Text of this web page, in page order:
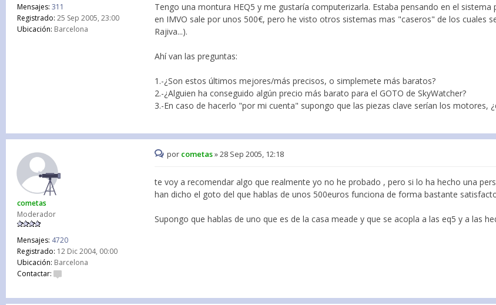
Mensajes: 311
Registrado: 25 Sep 2005, 23:00
Ubicación: Barcelona
Tengo una montura HEQ5 y me gustaría computerizarla. Estaba pensando en el sistema
en IMVO sale por unos 500€, pero he visto otros sistemas mas "caseros" de los cuales
Rajiva...).
Ahí van las preguntas:
1.-¿Son estos últimos mejores/más precisos, o simplemete más baratos?
2.-¿Alguien ha conseguido algún precio más barato para el GOTO de SkyWatcher?
3.-En caso de hacerlo "por mi cuenta" supongo que las piezas clave serían los motores,
cometas
Moderador
Mensajes: 4720
Registrado: 12 Dic 2004, 00:00
Ubicación: Barcelona
Contactar:
por cometas»28 Sep 2005, 12:18
te voy a recomendar algo que realmente yo no he probado , pero si lo ha hecho una
han dicho el goto del que hablas de unos 500euros funciona de forma bastante
Supongo que hablas de uno que es de la casa meade y que se acopla a las eq5 y a las